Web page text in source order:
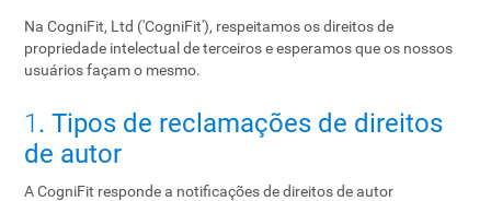
Na CogniFit, Ltd ('CogniFit'), respeitamos os direitos de
propriedade intelectual de terceiros e esperamos que os nossos
usuários façam o mesmo.
1. Tipos de reclamações de direitos
de autor
A CogniFit responde a notificações de direitos de autor